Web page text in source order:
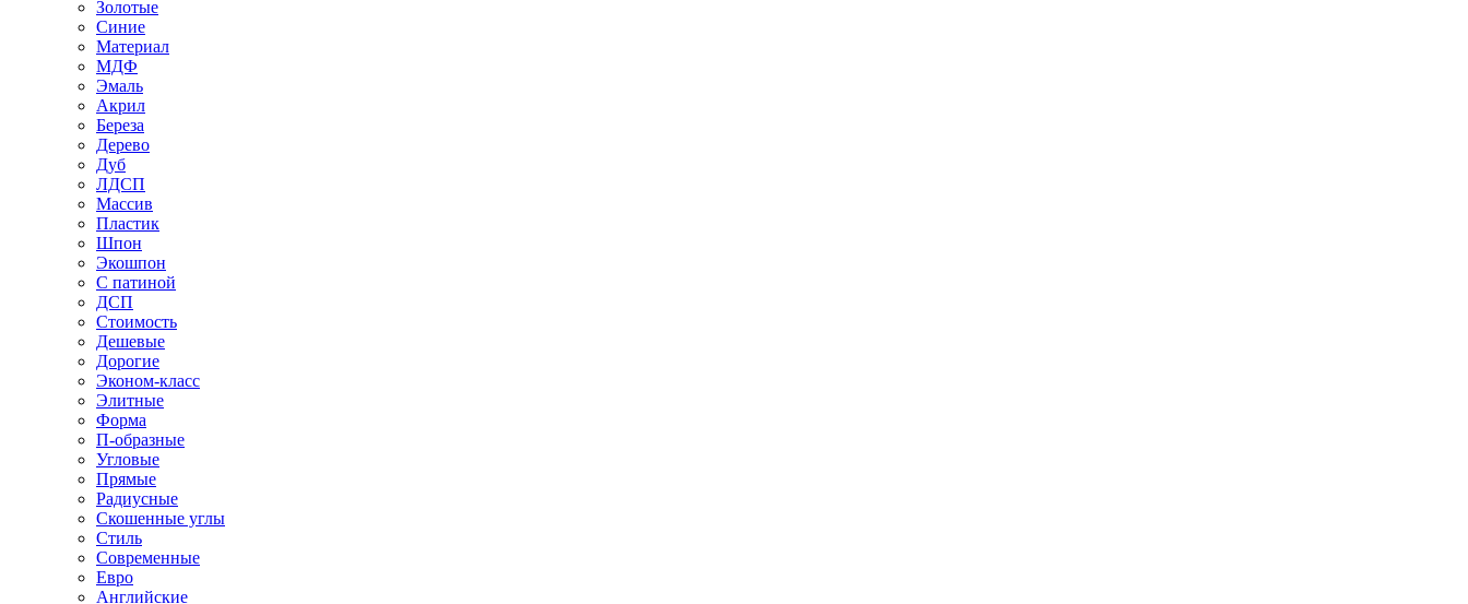
Золотые
Синие
Материал
МДФ
Эмаль
Акрил
Береза
Дерево
Дуб
ЛДСП
Массив
Пластик
Шпон
Экошпон
С патиной
ДСП
Стоимость
Дешевые
Дорогие
Эконом-класс
Элитные
Форма
П-образные
Угловые
Прямые
Радиусные
Скошенные углы
Стиль
Современные
Евро
Английские